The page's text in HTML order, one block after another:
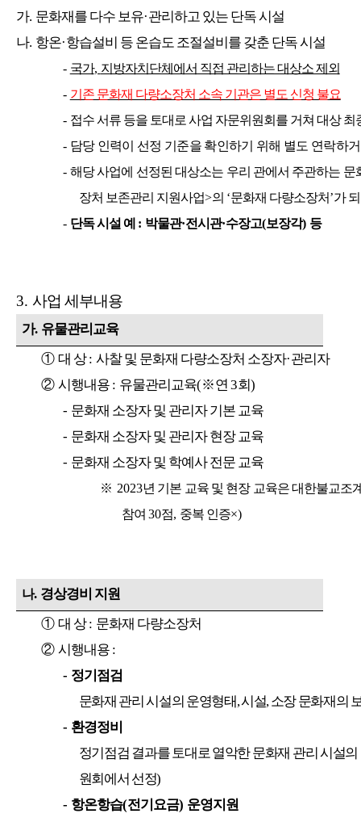
가. 문화재를 다수 보유·관리하고 있는 단독 시설
나. 항온·항습설비 등 온습도 조절설비를 갖춘 단독 시설
- 국가, 지방자치단체에서 직접 관리하는 대상소 제외
- 기존 문화재 다량소장처 소속 기관은 별도 신청 불요
- 접수 서류 등을 토대로 사업 자문위원회를 거쳐 대상 최
- 담당 인력이 선정 기준을 확인하기 위해 별도 연락하
-해당 사업에 선정된 대상소는 우리 관에서 주관하는
장처 보존관리 지원사업>의 ‘문화재 다량소장처’가
- 단독 시설 예 : 박물관·전시관·수장고(보장각) 등
3. 사업 세부내용
가. 유물관리교육
①대 상:사찰 및 문화재 다량소장처 소장자·관리자
②시행내용 : 유물관리교육(※연3회)
- 문화재 소장자 및 관리자 기본 교육
- 문화재 소장자 및 관리자 현장 교육
- 문화재 소장자 및 학예사 전문 교육
※ 2023년 기본 교육 및 현장 교육은 대한불교조
참여30점, 중복 인증×)
나. 경상경비 지원
①대 상: 문화재 다량소장처
②시행내용 :
- 정기점검
문화재 관리 시설의 운영형태,시설,소장 문화재의
- 환경정비
정기점검 결과를 토대로 열악한 문화재 관리 시설
원회에서 선정)
- 항온항습(전기요금) 운영지원